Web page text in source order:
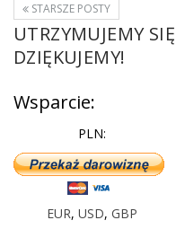
STARSZE POSTY
UTRZYMUJEMY
DZIĘKUJEMY!
Wsparcie:
PLN:
EUR, USD, GBP